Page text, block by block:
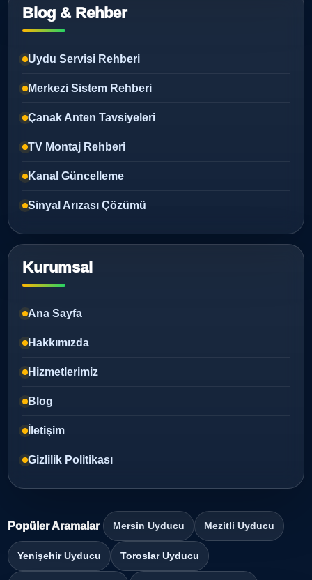
Blog & Rehber
Uydu Servisi Rehberi
Merkezi Sistem Rehberi
Çanak Anten Tavsiyeleri
TV Montaj Rehberi
Kanal Güncelleme
Sinyal Arızası Çözümü
Kurumsal
Ana Sayfa
Hakkımızda
Hizmetlerimiz
Blog
İletişim
Gizlilik Politikası
Popüler Aramalar Mersin Uyducu Mezitli Uyducu
Yenişehir Uyducu Toroslar Uyducu